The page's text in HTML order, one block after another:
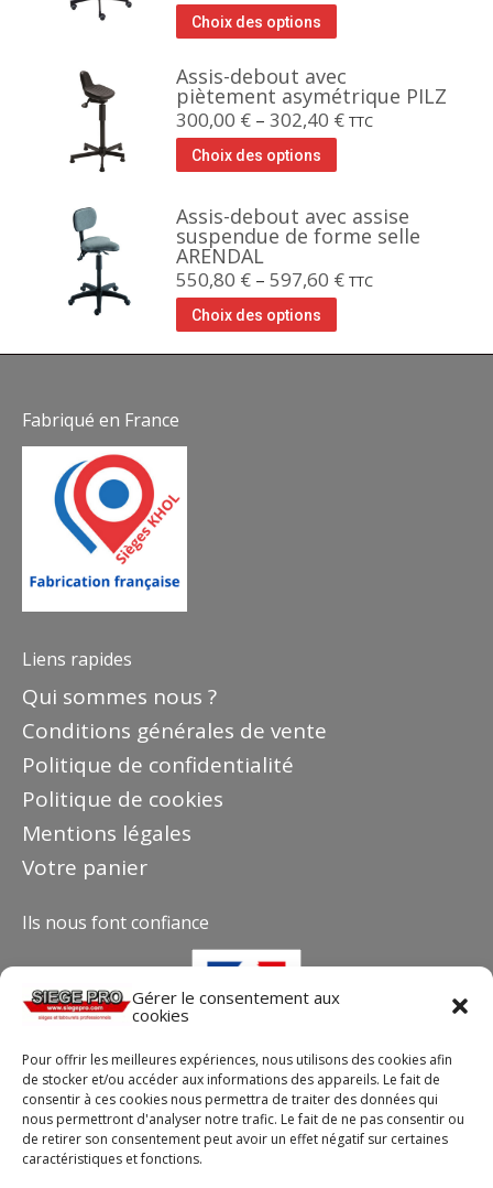
Gérer le consentement aux
cookies
Pour offrir les meilleures expériences, nous utilisons des cookies afin
de stocker et/ou accéder aux informations des appareils. Le fait de
consentir à ces cookies nous permettra de traiter des données qui
nous permettront d'analyser notre trafic. Le fait de ne pas consentir ou
de retirer son consentement peut avoir un effet négatif sur certaines
caractéristiques et fonctions.
Choix des options
Assis-debout avec
piètement asymétrique PILZ
300,00 € – 302,40 € TTC
Choix des options
Assis-debout avec assise
suspendue de forme selle
ARENDAL
550,80 € – 597,60 € TTC
Choix des options
Fabriqué en France
Liens rapides
Qui sommes nous ?
Conditions générales de vente
Politique de confidentialité
Politique de cookies
Mentions légales
Votre panier
Ils nous font confiance
Contact